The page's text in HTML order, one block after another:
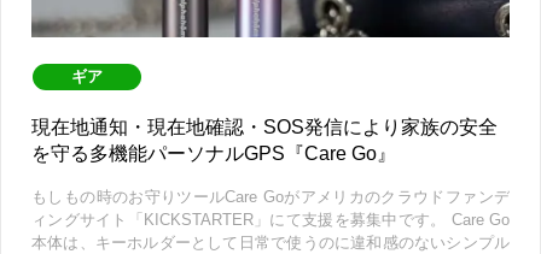
ギア
現在地通知・現在地確認・SOS発信により家族の安全
を守る多機能パーソナルGPS『Care Go』
もしもの時のお守りツールCare Goがアメリカのクラウドファンデ
ィングサイト「KICKSTARTER」にて支援を募集中です。 Care Go
本体は、キーホルダーとして日常で使うのに違和感のないシンプル